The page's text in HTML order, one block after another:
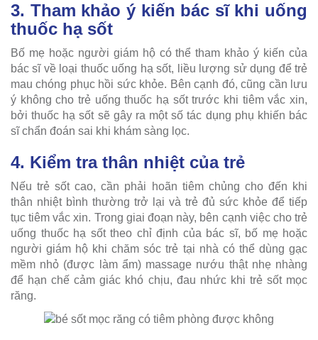
3. Tham khảo ý kiến bác sĩ khi uống
thuốc hạ sốt
Bố mẹ hoặc người giám hộ có thể tham khảo ý kiến của
bác sĩ về loại thuốc uống hạ sốt, liều lượng sử dụng để trẻ
mau chóng phục hồi sức khỏe. Bên cạnh đó, cũng cần lưu
ý không cho trẻ uống thuốc hạ sốt trước khi tiêm vắc xin,
bởi thuốc hạ sốt sẽ gây ra một số tác dụng phụ khiến bác
sĩ chẩn đoán sai khi khám sàng lọc.
4. Kiểm tra thân nhiệt của trẻ
Nếu trẻ sốt cao, cần phải hoãn tiêm chủng cho đến khi
thân nhiệt bình thường trở lại và trẻ đủ sức khỏe để tiếp
tục tiêm vắc xin. Trong giai đoạn này, bên cạnh việc cho trẻ
uống thuốc hạ sốt theo chỉ định của bác sĩ, bố mẹ hoặc
người giám hộ khi chăm sóc trẻ tại nhà có thể dùng gạc
mềm nhỏ (được làm ẩm) massage nướu thật nhẹ nhàng
để hạn chế cảm giác khó chịu, đau nhức khi trẻ sốt mọc
răng.